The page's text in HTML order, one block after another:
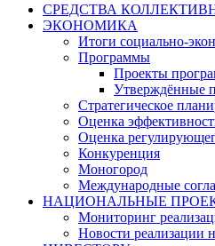
СРЕДСТВА
ЭКОНОМИКА
Итоги социально-
Программы
Проекты
Утверждённые
Стратегическое
Оценка
Оценка
Конкуренция
Моногород
Международные
НАЦИОНАЛЬНЫЕ
Мониторинг
Новости реализации